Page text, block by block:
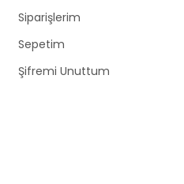
Siparişlerim
Sepetim
Şifremi Unuttum